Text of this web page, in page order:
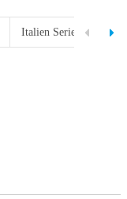
Italien Serie A